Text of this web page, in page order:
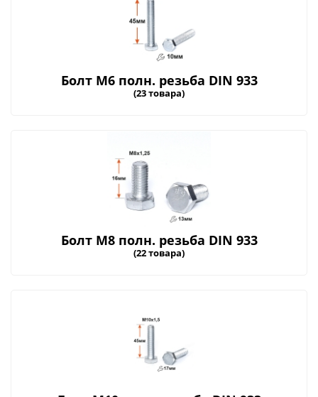
Болт М6 полн. резьба DIN 933
(23 товара)
Болт М8 полн. резьба DIN 933
(22 товара)